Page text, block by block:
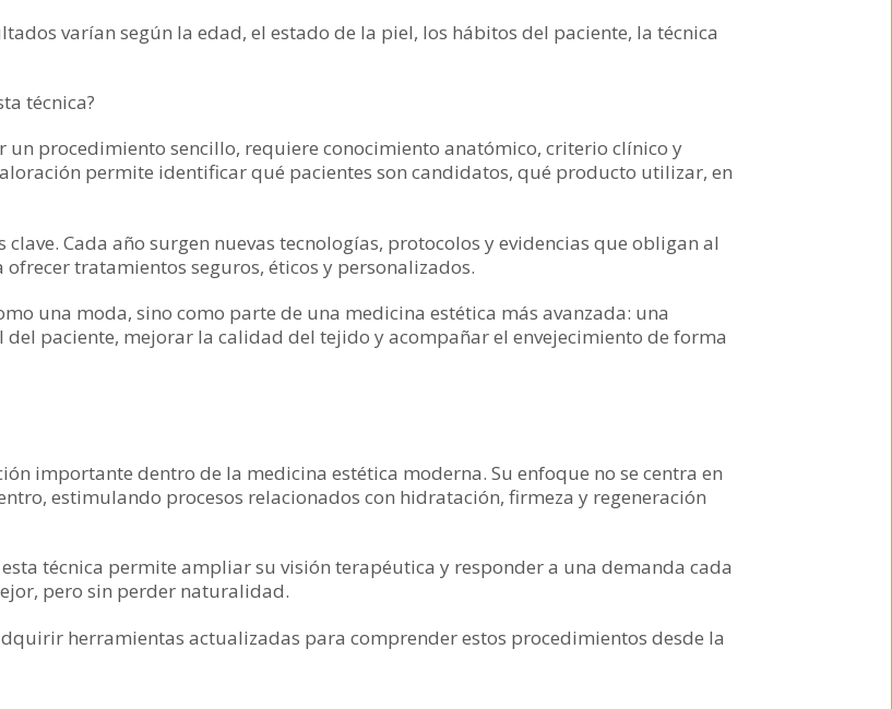
varían según la edad, el estado de la piel, los hábitos del paciente, la técnica
técnica?
procedimiento sencillo, requiere conocimiento anatómico, criterio clínico y
permite identificar qué pacientes son candidatos, qué producto utilizar, en
Cada año surgen nuevas tecnologías, protocolos y evidencias que obligan al
tratamientos seguros, éticos y personalizados.
una moda, sino como parte de una medicina estética más avanzada: una
paciente, mejorar la calidad del tejido y acompañar el envejecimiento de forma
importante dentro de la medicina estética moderna. Su enfoque no se centra en
estimulando procesos relacionados con hidratación, firmeza y regeneración
técnica permite ampliar su visión terapéutica y responder a una demanda cada
pero sin perder naturalidad.
herramientas actualizadas para comprender estos procedimientos desde la